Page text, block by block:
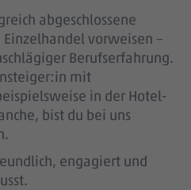
abgeschlossene
vorweisen –
Berufserfahrung.
mit
in der Hotel-
bist du bei uns
engagiert und